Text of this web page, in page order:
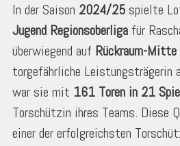
In der Saison 2024/25 spielte
Jugend Regionsoberliga für
überwiegend auf Rückraum-Mitte
torgefährliche
war sie mit 161 Toren in 21
Torschützin ihres Teams. Diese
einer der erfolgreichsten